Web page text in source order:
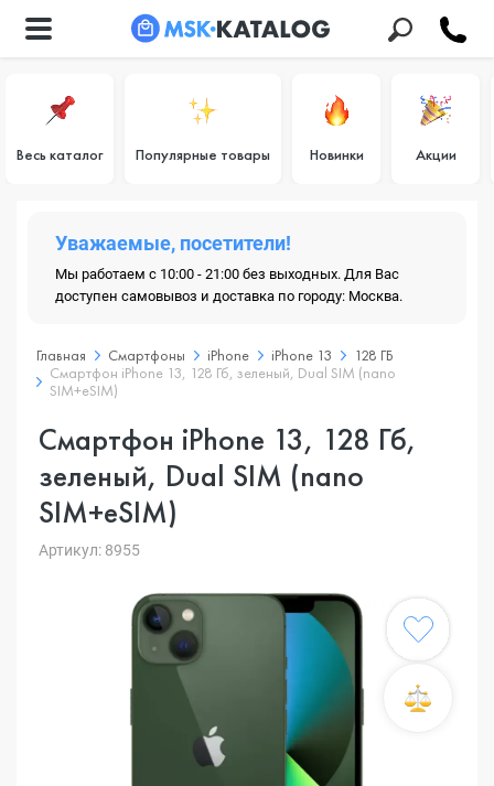
Весь каталог Популярные товары Новинки Акции
Уважаемые, посетители!
Мы работаем с 10:00 - 21:00 без выходных. Для Вас
доступен самовывоз и доставка по городу: Москва.
Главная Смартфоны iPhone iPhone 13
128 ГБ
Смартфон iPhone 13, 128 Гб, зеленый, Dual SIM (nano
SIM+eSIM)
Смартфон iPhone 13, 128 Гб,
зеленый, Dual SIM (nano
SIM+eSIM)
Артикул: 8955